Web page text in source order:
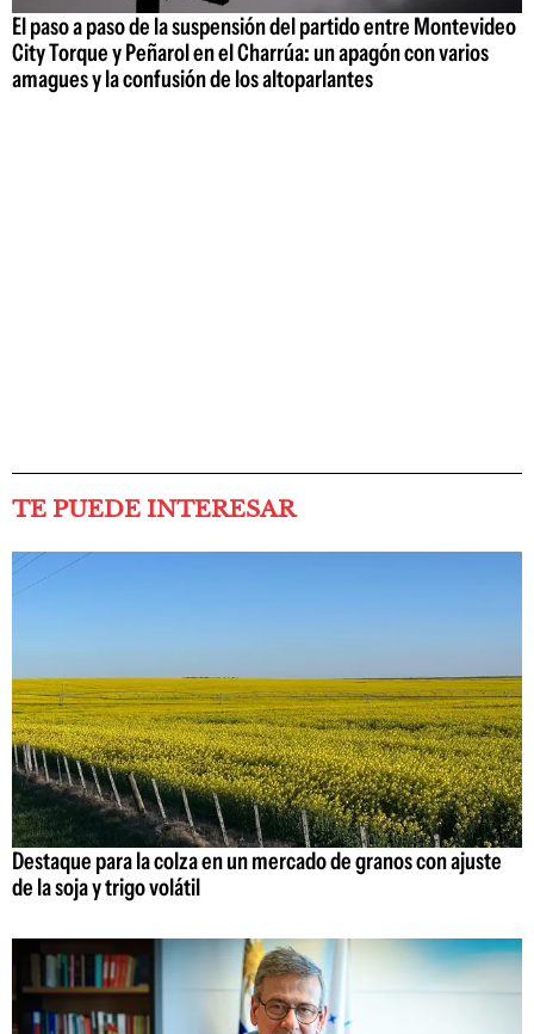
El paso a paso de la suspensión del partido entre Montevideo
City Torque y Peñarol en el Charrúa: un apagón con varios
amagues y la confusión de los altoparlantes
TE PUEDE INTERESAR
Destaque para la colza en un mercado de granos con ajuste
de la soja y trigo volátil